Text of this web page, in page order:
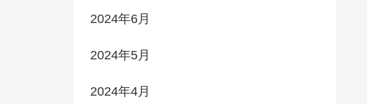
2024年6月
2024年5月
2024年4月